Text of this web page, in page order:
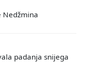
Nedžmina
padanja snijega